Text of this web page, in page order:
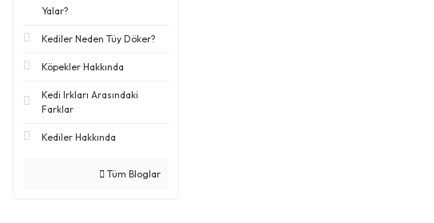
Yalar?
Kediler Neden Tüy Döker?
Köpekler Hakkında
Kedi Irkları Arasındaki
Farklar
Kediler Hakkında
Tüm Bloglar